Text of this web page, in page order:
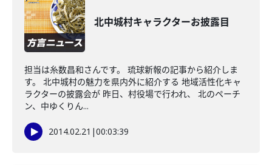
北中城村キャラクターお披露目
担当は糸数昌和さんです。 琉球新報の記事から紹介しま
す。 北中城村の魅力を県内外に紹介する 地域活性化キャ
ラクターの披露会が 昨日、村役場で行われ、 北のペーチ
ン、中ゆくりん...
2014.02.21 |00:03:39